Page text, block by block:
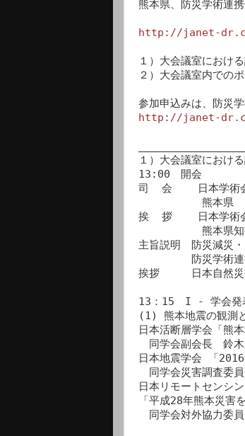
熊本県、防災学術連
http://janet-
１）大会議室におけ
２）大会議室内での
http://janet-
１）大会議室におけ
13:00　開会
司  会    日本学術会
挨  拶    日本学術会
主旨説明　防災減災
防災学術連携体
挨拶　　　日本自然
13：15　I - 学会発
(1) 熊本地震の観測
日本活断層学会「熊
同学会副会長　鈴木
日本地震学会 「
同学会災害調査委員
日本リモートセンシ
「平成28年熊本災
同学会対外協力委